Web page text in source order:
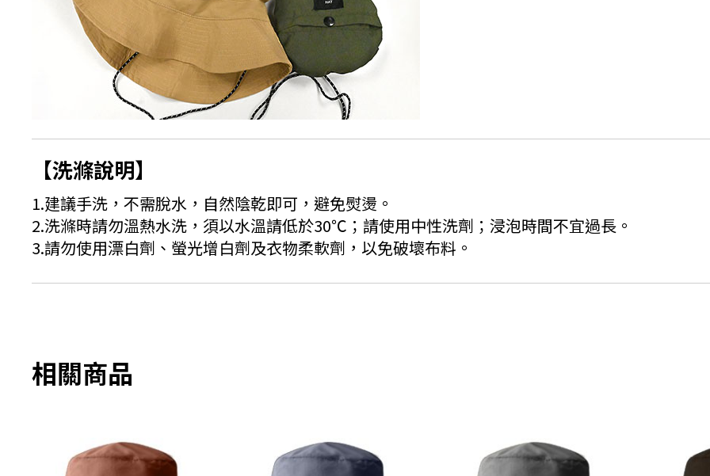
【洗滌說明】
1.建議手洗，不需脫水，自然陰乾即可，避免熨燙。
2.洗滌時請勿溫熱水洗，須以水溫請低於30℃；請使用中性洗劑；浸泡時間不宜過長。
3.請勿使用漂白劑、螢光增白劑及衣物柔軟劑，以免破壞布料。
相關商品